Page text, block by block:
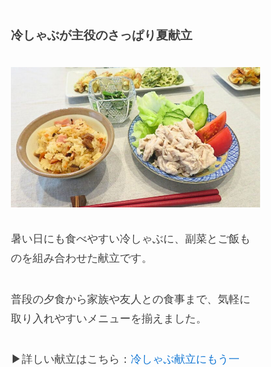
冷しゃぶが主役のさっぱり夏献立
暑い日にも食べやすい冷しゃぶに、副菜とご飯も
のを組み合わせた献立です。
普段の夕食から家族や友人との食事まで、気軽に
取り入れやすいメニューを揃えました。
▶詳しい献立はこちら： 冷しゃぶ献立にもう一